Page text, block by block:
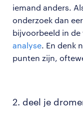
iemand anders.
onderzoek dan
bijvoorbeeld in de
analyse. En denk
punten zijn,
2. deel je